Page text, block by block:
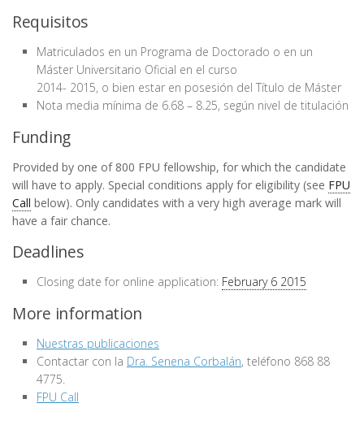
Requisitos
Matriculados en un Programa de Doctorado o en un
Máster Universitario Oficial en el curso
2014- 2015, o bien estar en posesión del Título de Máster
Nota media mínima de 6.68 – 8.25, según nivel de titulación
Funding
Provided by one of 800 FPU fellowship, for which the candidate
will have to apply. Special conditions apply for eligibility (see FPU
Call below). Only candidates with a very high average mark will
have a fair chance.
Deadlines
Closing date for online application: February 6 2015
More information
Nuestras publicaciones
Contactar con la Dra. Senena Corbalán, teléfono 868 88
4775.
FPU Call